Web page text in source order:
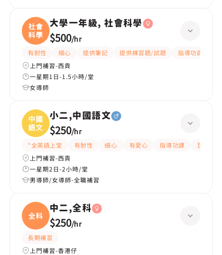
社會
科學
大學一年級, 社會科學
$500/hr
有耐性 細心 提供筆記 提供練習題/試題 指導功課
上門補習-西貢
一星期1日-1.5小時/堂
女導師
中國
語文
小二,中國語文
$250/hr
*全英語上堂 有耐性 細心 有愛心 指導功課
互動教學
上門補習-西貢
一星期2日-2小時/堂
男導師/女導師-全職補習
全科
中二,全科
$250/hr
長期補習
上門補習-香港仔